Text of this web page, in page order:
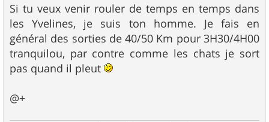
s
s
a
g
e
Si tu veux venir rouler de temps en temps dans
les Yvelines, je suis ton homme. Je fais en
général des sorties de 40/50 Km pour 3H30/4H00
tranquilou, par contre comme les chats je sort
pas quand il pleut
@+